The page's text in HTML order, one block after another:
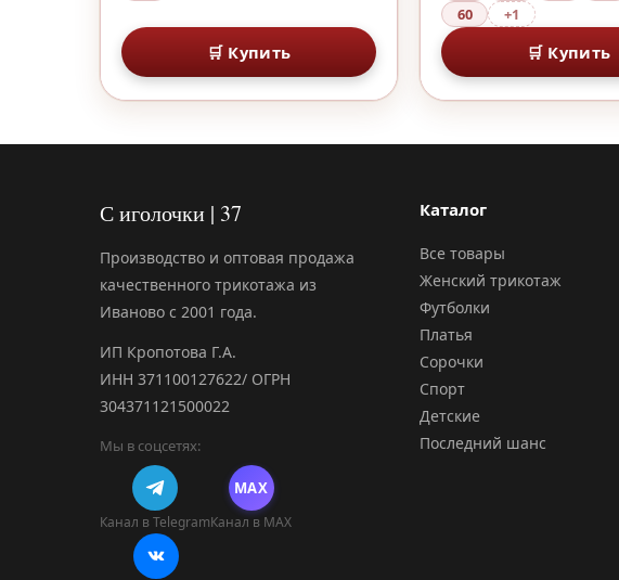
🛒 Купить
60
+1
🛒 Купить
С иголочки | 37
Производство и оптовая продажа
качественного трикотажа из
Иваново с 2001 года.
ИП Кропотова Г.А.
ИНН 371100127622/ ОГРН
304371121500022
Мы в соцсетях:
Канал в Telegram
MAX
Канал в MAX
Каталог
Все товары
Женский трикотаж
Футболки
Платья
Сорочки
Спорт
Детские
Последний шанс